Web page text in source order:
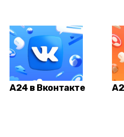
А24 в Вконтакте